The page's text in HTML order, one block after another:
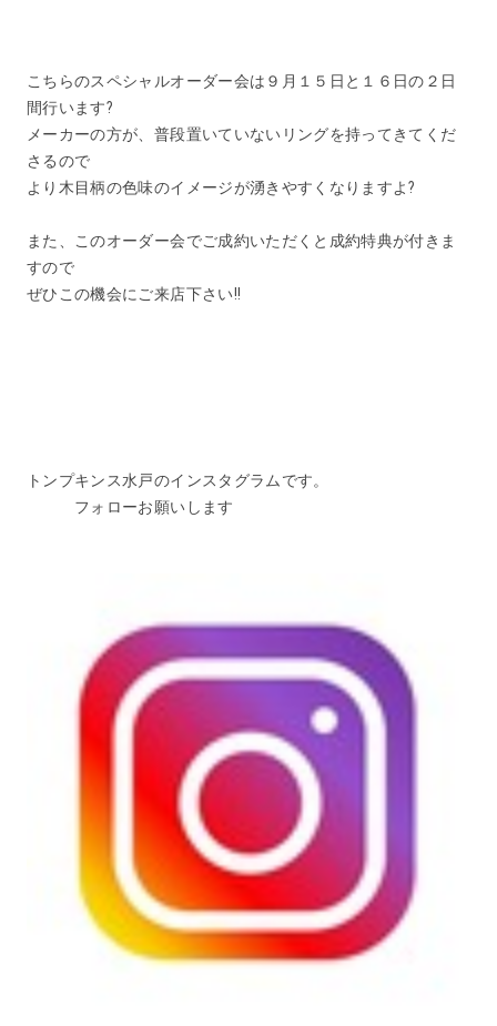
こちらのスペシャルオーダー会は９月１５日と１６日の２日
間行います?
メーカーの方が、普段置いていないリングを持ってきてくだ
さるので
より木目柄の色味のイメージが湧きやすくなりますよ?
また、このオーダー会でご成約いただくと成約特典が付きま
すので
ぜひこの機会にご来店下さい‼️
トンプキンス水戸のインスタグラムです。
フォローお願いします